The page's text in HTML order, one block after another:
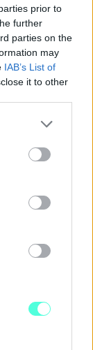
prior to
further
parties on the
may
IAB’s List of
it to other
Google
may click to
tags to
Google
tai